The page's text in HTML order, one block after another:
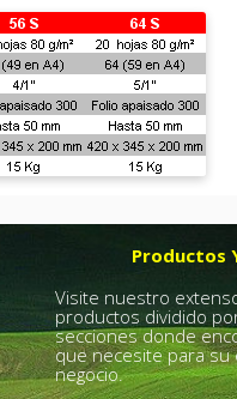
Productos
Visite nuestro
productos dividido
secciones donde
que necesite para su
negocio.